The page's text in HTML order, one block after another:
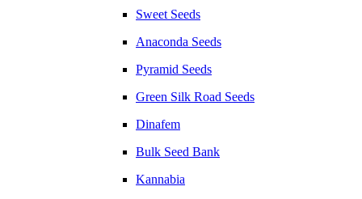
Sweet Seeds
Anaconda Seeds
Pyramid Seeds
Green Silk Road Seeds
Dinafem
Bulk Seed Bank
Kannabia